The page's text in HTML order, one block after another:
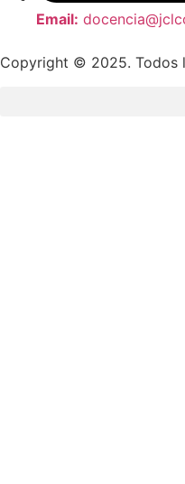
Email:
Copyright © 2025. Todos